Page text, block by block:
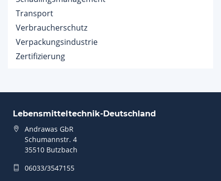
Transport
Verbraucherschutz
Verpackungsindustrie
Zertifizierung
Lebensmitteltechnik-Deutschland
Andrawas GbR
Schumannstr. 4
35510 Butzbach
06033/3547155